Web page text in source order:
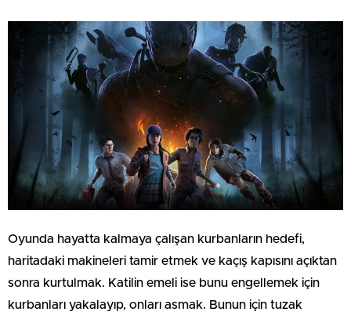
Oyunda hayatta kalmaya çalışan kurbanların hedefi,
haritadaki makineleri tamir etmek ve kaçış kapısını açıktan
sonra kurtulmak. Katilin emeli ise bunu engellemek için
kurbanları yakalayıp, onları asmak. Bunun için tuzak